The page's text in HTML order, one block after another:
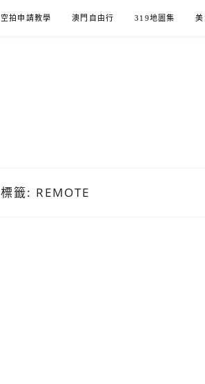
空拍申請教學 澳門自由行 319地圖集
標籤: REMOTE